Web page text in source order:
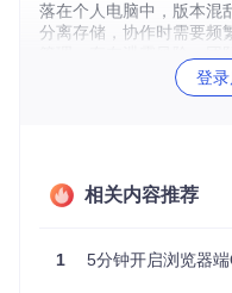
落在个人电脑中，版本混
分离存储，协作时需要频
复杂的环境配置，要么无
课程资料下载，另一方面
访问时的兼容性问题，使
登
相关内容推荐
1 5分钟开启浏览器端OS革